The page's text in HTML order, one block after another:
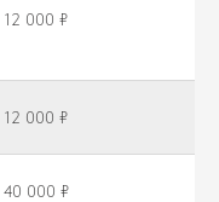
12 000 ₽
12 000 ₽
40 000 ₽